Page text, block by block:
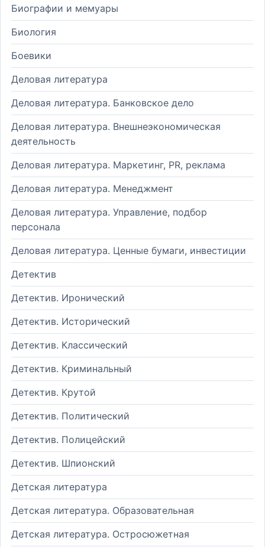
Биографии и мемуары
Биология
Боевики
Деловая литература
Деловая литература. Банковское дело
Деловая литература. Внешнеэкономическая
деятельность
Деловая литература. Маркетинг, PR, реклама
Деловая литература. Менеджмент
Деловая литература. Управление, подбор
персонала
Деловая литература. Ценные бумаги, инвестиции
Детектив
Детектив. Иронический
Детектив. Исторический
Детектив. Классический
Детектив. Криминальный
Детектив. Крутой
Детектив. Политический
Детектив. Полицейский
Детектив. Шпионский
Детская литература
Детская литература. Образовательная
Детская литература. Остросюжетная